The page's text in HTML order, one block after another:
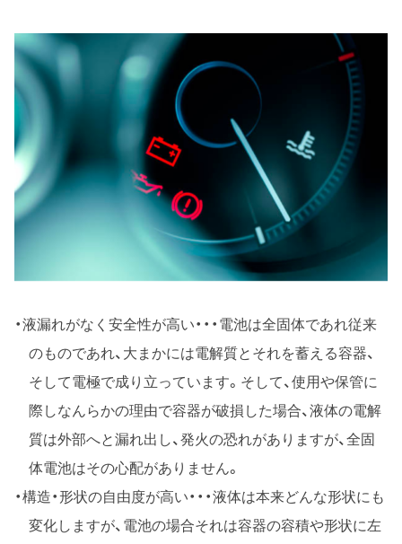
液漏れがなく安全性が高い・・・電池は全固体であれ従来
のものであれ、大まかには電解質とそれを蓄える容器、
そして電極で成り立っています。そして、使用や保管に
際しなんらかの理由で容器が破損した場合、液体の電解
質は外部へと漏れ出し、発火の恐れがありますが、全固
体電池はその心配がありません。
構造・形状の自由度が高い・・・液体は本来どんな形状にも
変化しますが、電池の場合それは容器の容積や形状に左